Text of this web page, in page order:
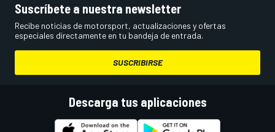
Suscríbete a nuestra newsletter
Recibe noticias de motorsport, actualizaciones y ofertas
especiales directamente en tu bandeja de entrada.
SUSCRIBIRSE
Descarga tus aplicaciones